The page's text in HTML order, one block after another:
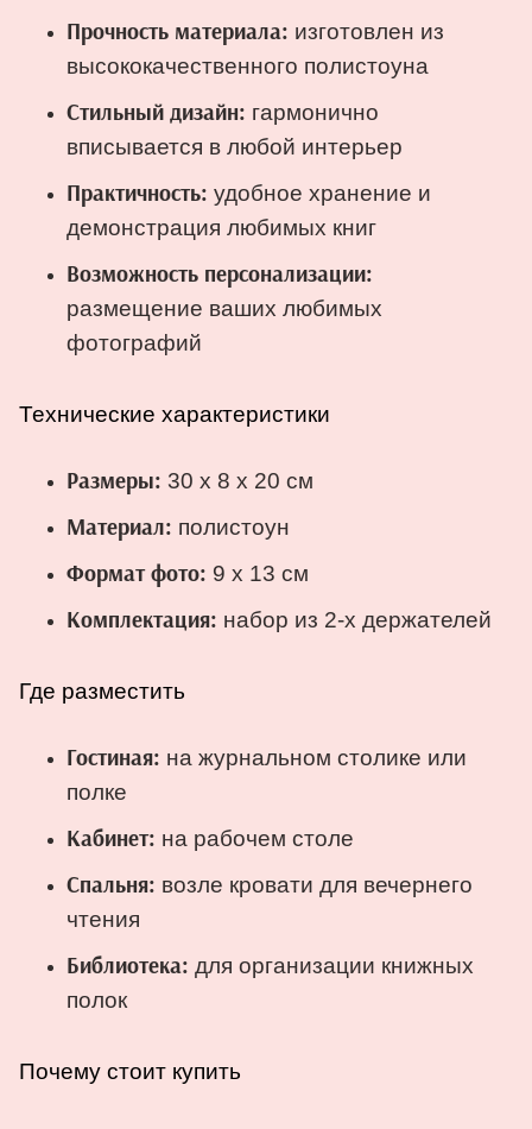
Прочность материала: изготовлен из
высококачественного полистоуна
Стильный дизайн: гармонично
вписывается в любой интерьер
Практичность: удобное хранение и
демонстрация любимых книг
Возможность персонализации:
размещение ваших любимых
фотографий
Технические характеристики
Размеры: 30 x 8 x 20 см
Материал: полистоун
Формат фото: 9 x 13 см
Комплектация: набор из 2-х держателей
Где разместить
Гостиная: на журнальном столике или
полке
Кабинет: на рабочем столе
Спальня: возле кровати для вечернего
чтения
Библиотека: для организации книжных
полок
Почему стоит купить